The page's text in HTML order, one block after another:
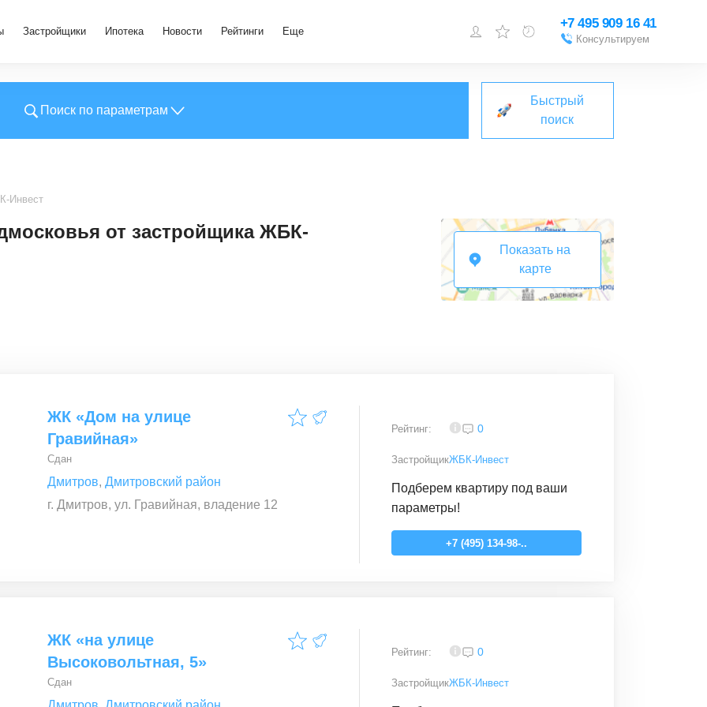
Застройщики Ипотека Новости Рейтинги Еще
зарегистрироваться
Добавить объект
+7 495 909 16 41
Консультируем
Поиск по параметрам
Быстрый
поиск
Инвест
от застройщика ЖБК-
Показать на
карте
ЖК «Дом на улице
Гравийная»
Сдан
Дмитров, Дмитровский район
г. Дмитров, ул. Гравийная, владение 12
Рейтинг: 0
ЗастройщикЖБК-Инвест
Подберем квартиру под ваши
параметры!
+7 (495) 134-98-..
ЖК «на улице
Высоковольтная, 5»
Сдан
Рейтинг: 0
ЗастройщикЖБК-Инвест